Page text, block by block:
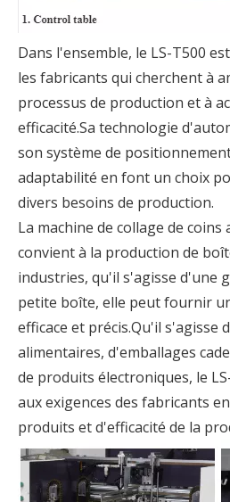
Dans l'ensemble, le LS-T500
les fabricants qui cherchent à
processus de production et à
efficacité.Sa technologie
son système de
adaptabilité en font un choix
divers besoins de production.
La machine de collage de
convient à la production de
industries, qu'il s'agisse d'une
petite boîte, elle peut fournir
efficace et précis.Qu'il s'agisse
alimentaires, d'emballages
de produits électroniques, le
aux exigences des fabricants
produits et d'efficacité de la